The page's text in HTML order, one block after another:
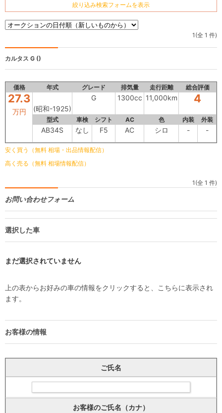
絞り込み検索フォームを表示
1(全 1 件)
カルタス G ()
価格 年式 グレード 排気量 走行距離 総合評価
27.3
万円 (昭和-1925)
G 1300cc 11,000km 4
型式 車検 シフト AC 色 内装 外装
AB34S なし F5 AC シロ - -
安く買う（無料 相場・出品情報配信）
高く売る（無料 相場情報配信）
1(全 1 件)
お問い合わせフォーム
選択した車
まだ選択されていません
上の表からお好みの車の情報をクリックすると、こちらに表示され
ます。
お客様の情報
ご氏名
お客様のご氏名（カナ）